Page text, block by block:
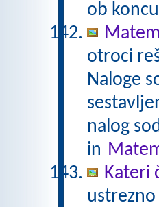
ob
otroci
Naloge
nalog
in
Kateri